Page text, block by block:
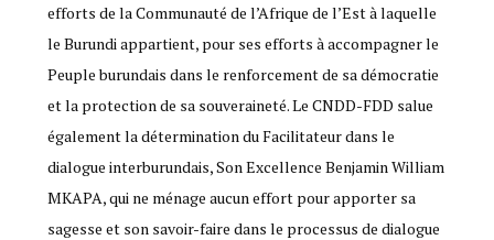
efforts de la Communauté de l’Afrique de l’Est à laquelle
le Burundi appartient, pour ses efforts à accompagner le
Peuple burundais dans le renforcement de sa démocratie
et la protection de sa souveraineté. Le CNDD-FDD salue
également la détermination du Facilitateur dans le
dialogue interburundais, Son Excellence Benjamin William
MKAPA, qui ne ménage aucun effort pour apporter sa
sagesse et son savoir-faire dans le processus de dialogue